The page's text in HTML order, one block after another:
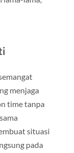
menjaga
time tanpa
situasi
pada